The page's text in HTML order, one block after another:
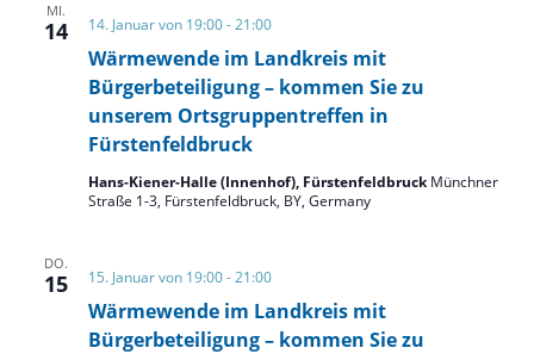
MI.
14
Wärmewende im Landkreis mit
Bürgerbeteiligung – kommen Sie zu
unserem Ortsgruppentreffen in
Fürstenfeldbruck
14. Januar von 19:00-21:00
Hans-Kiener-Halle (Innenhof), FürstenfeldbruckMünchner
Straße 1-3, Fürstenfeldbruck, BY, Germany
DO.
15
Wärmewende im Landkreis mit
Bürgerbeteiligung – kommen Sie zu
15. Januar von 19:00-21:00